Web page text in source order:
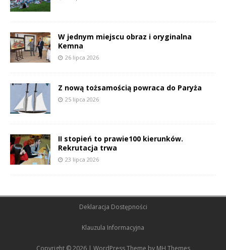
W jednym miejscu obraz i oryginalna
Kemna
26 lipca 2026
Z nową tożsamością powraca do Paryża
25 lipca 2026
II stopień to prawie100 kierunków.
Rekrutacja trwa
23 lipca 2026
Deklaracja Dostępności
Klauzula Informacyjna
Copyright © 2026 | WordPress Theme by MH Themes